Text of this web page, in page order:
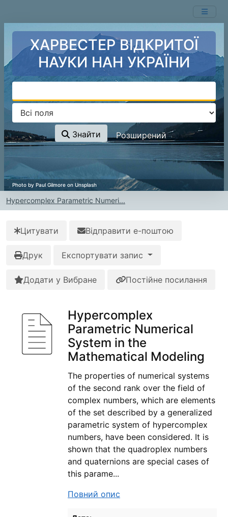
ХАРВЕСТЕР ВІДКРИТОЇ
НАУКИ НАН УКРАЇНИ
Знайти Розширений
Hypercomplex Parametric Numeri...
Цитувати Відправити е-поштою
Друк Експортувати запис
Додати у Вибране Постійне посилання
Hypercomplex
Parametric Numerical
System in the
Mathematical Modeling
The properties of numerical systems
of the second rank over the field of
complex numbers, which are elements
of the set described by a generalized
parametric system of hypercomplex
numbers, have been considered. It is
shown that the quadroplex numbers
and quaternions are special cases of
this parame...
Повний опис
Бібліографічні деталі